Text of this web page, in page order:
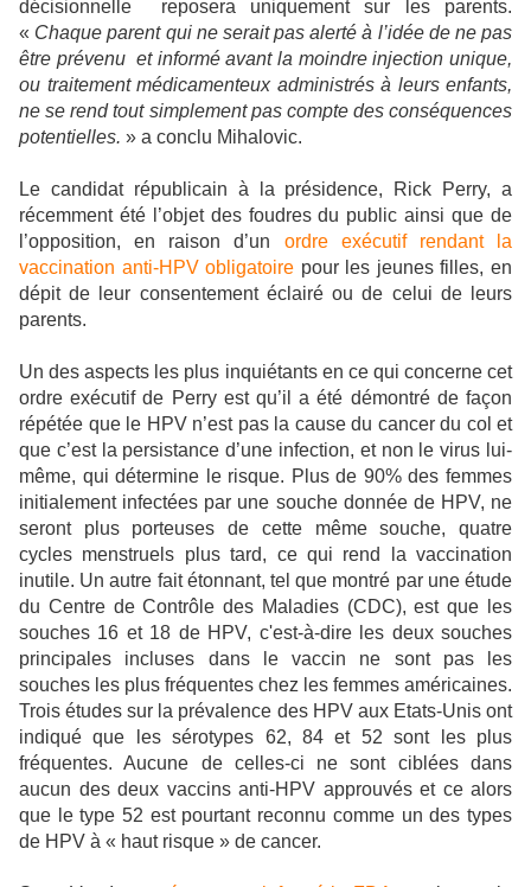
décisionnelle
reposera uniquement sur les parents.
« Chaque parent qui ne serait pas alerté à l’idée de ne pas
être prévenu et informé avant la moindre injection unique,
ou traitement médicamenteux administrés à leurs enfants,
ne se rend tout simplement pas compte des conséquences
potentielles. » a conclu Mihalovic.
Le candidat républicain à la présidence, Rick Perry, a
récemment été l’objet des foudres du public ainsi que de
l’opposition, en raison d’un ordre exécutif rendant la
vaccination anti-HPV obligatoire pour les jeunes filles, en
dépit de leur consentement éclairé ou de celui de leurs
parents.
Un des aspects les plus inquiétants en ce qui concerne cet
ordre exécutif de Perry est qu’il a été démontré de façon
répétée que le HPV n’est pas la cause du cancer du col et
que c’est la persistance d’une infection, et non le virus lui-
même, qui détermine le risque. Plus de 90% des femmes
initialement infectées par une souche donnée de HPV, ne
seront plus porteuses de cette même souche, quatre
cycles menstruels plus tard, ce qui rend la vaccination
inutile. Un autre fait étonnant, tel que montré par une étude
du Centre de Contrôle des Maladies (CDC), est que les
souches 16 et 18 de HPV, c'est-à-dire les deux souches
principales incluses dans le vaccin ne sont pas les
souches les plus fréquentes chez les femmes américaines.
Trois études sur la prévalence des HPV aux Etats-Unis ont
indiqué que les sérotypes 62, 84 et 52 sont les plus
fréquentes. Aucune de celles-ci ne sont ciblées dans
aucun des deux vaccins anti-HPV approuvés et ce alors
que le type 52 est pourtant reconnu comme un des types
de HPV à « haut risque » de cancer.